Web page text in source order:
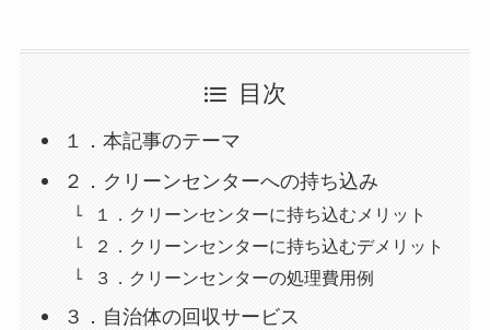
目次
１．本記事のテーマ
２．クリーンセンターへの持ち込み
１．クリーンセンターに持ち込むメリット
２．クリーンセンターに持ち込むデメリット
３．クリーンセンターの処理費用例
３．自治体の回収サービス